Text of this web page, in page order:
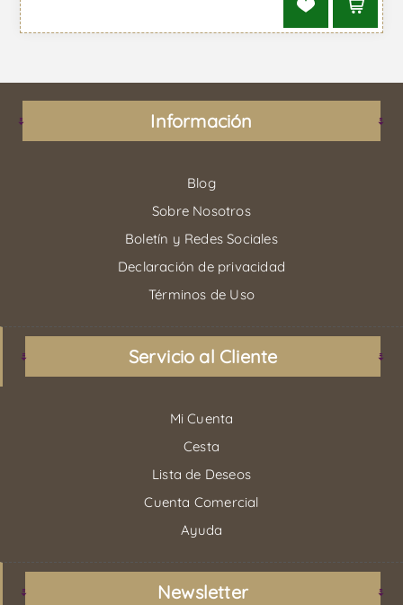
Información
Blog
Sobre Nosotros
Boletín y Redes Sociales
Declaración de privacidad
Términos de Uso
Servicio al Cliente
Mi Cuenta
Cesta
Lista de Deseos
Cuenta Comercial
Ayuda
Newsletter